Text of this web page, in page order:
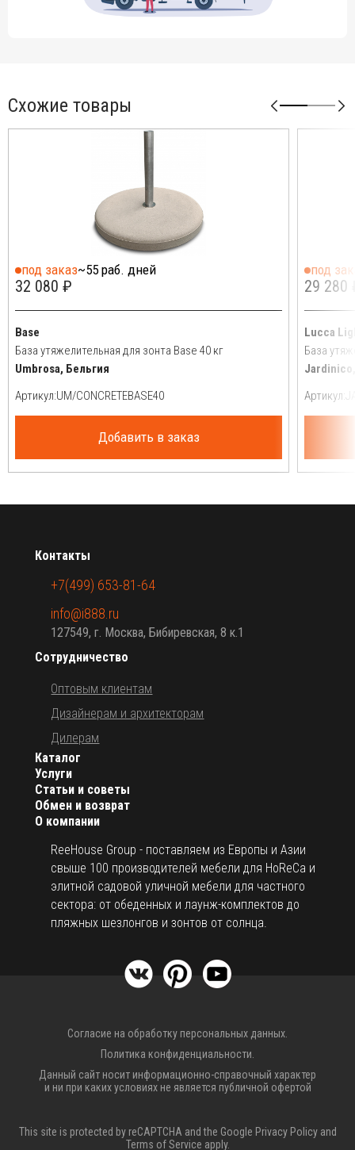
Схожие товары
под заказ~55 раб. дней
32 080 ₽
Base
База утяжелительная для зонта Base 40 кг
Umbrosa, Бельгия
Артикул:
Добавить в заказ
под
29 280
Lucca
База
Артикул:
О компании
ReeHouse Group - поставляем из Европы и Азии
свыше 100 производителей мебели для HoReCa и
элитной садовой уличной мебели для частного
сектора: от обеденных и лаунж-комплектов до
пляжных шезлонгов и зонтов от солнца.
Каталог
Услуги
Статьи и советы
Обмен и возврат
Сотрудничество
Оптовым клиентам
Дизайнерам и архитекторам
Дилерам
Контакты
+7(499) 653-81-64
info@i888.ru
127549, г. Москва, Бибиревская, 8 к.1
Согласие на обработку персональных данных.
Политика конфиденциальности.
Данный сайт носит информационно-справочный характер
и ни при каких условиях не является публичной офертой
This site is protected by reCAPTCHA and the Google Privacy Policyand
Terms of Service apply.